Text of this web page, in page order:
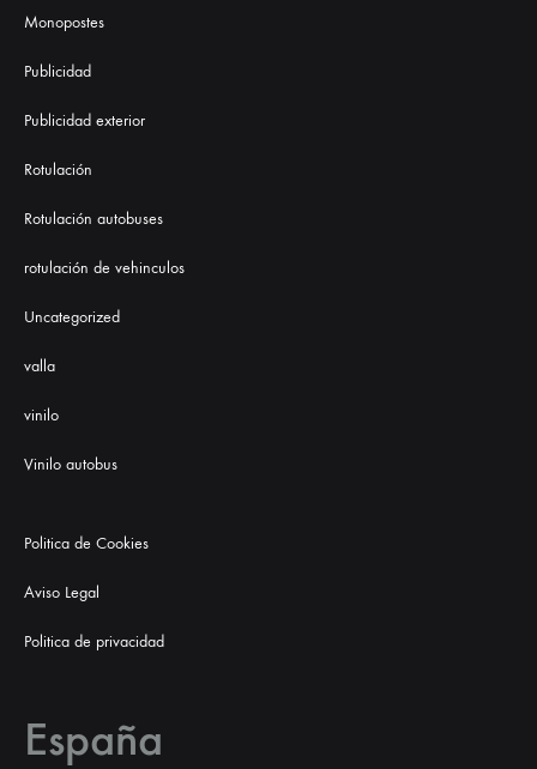
Monopostes
Publicidad
Publicidad exterior
Rotulación
Rotulación autobuses
rotulación de vehinculos
Uncategorized
valla
vinilo
Vinilo autobus
Politica de Cookies
Aviso Legal
Politica de privacidad
España